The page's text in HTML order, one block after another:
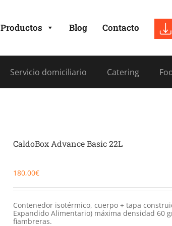
Productos Blog Contacto
Servicio domiciliario Catering
CaldoBox Advance Basic 22L
180,00€
Contenedor isotérmico, cuerpo + tapa
Expandido Alimentario) máxima densidad 60
fiambreras.